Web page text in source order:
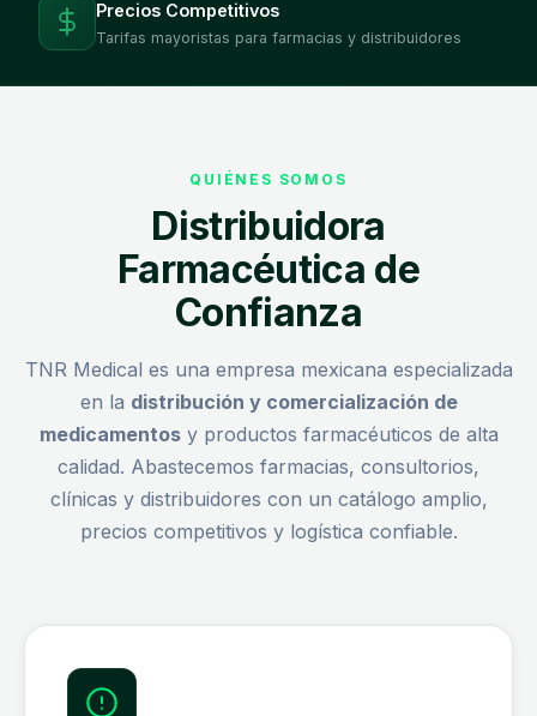
Precios Competitivos
Tarifas mayoristas para farmacias y distribuidores
QUIÉNES SOMOS
Distribuidora
Farmacéutica de
Confianza
TNR Medical es una empresa mexicana especializada
en la distribución y comercialización de
medicamentosy productos farmacéuticos de alta
calidad. Abastecemos farmacias, consultorios,
clínicas y distribuidores con un catálogo amplio,
precios competitivos y logística confiable.